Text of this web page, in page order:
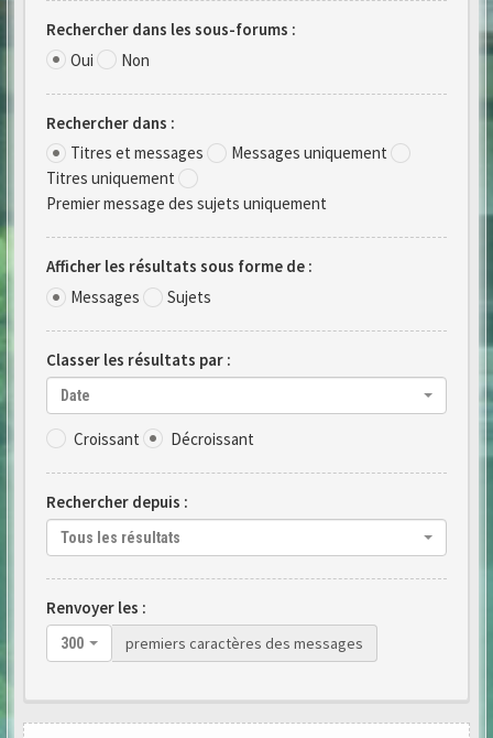
Rechercher dans les sous-forums :
Oui
Non
Rechercher dans :
Titres et messages
Messages uniquement
Titres uniquement
Premier message des sujets uniquement
Afficher les résultats sous forme de :
Messages
Sujets
Classer les résultats par :
Date
Croissant Décroissant
Rechercher depuis :
Tous les résultats
Renvoyer les :
300 premiers caractères des messages